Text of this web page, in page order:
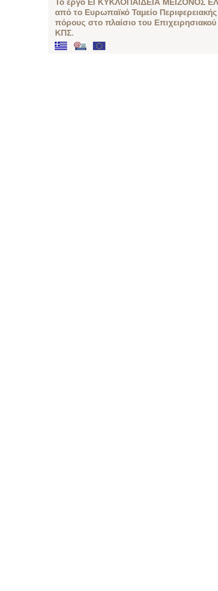
Το έργο ΕΓΚΥΚΛΟΠΑΙΔΕΙΑ ΜΕΙΖΟΝΟΣ
από το Ευρωπαϊκό Ταμείο
πόρους στο πλαίσιο του
ΚΠΣ.